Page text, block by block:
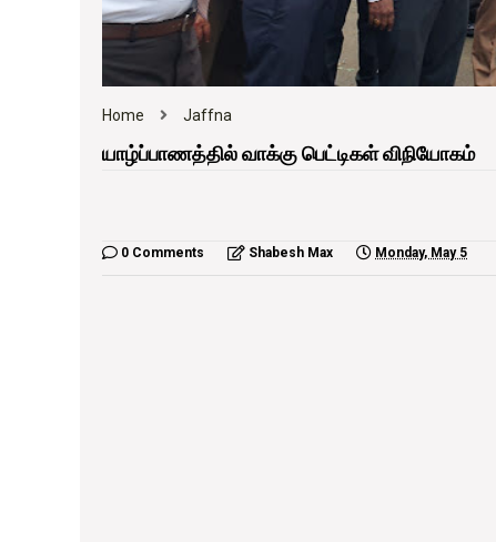
Home Jaffna
யாழ்ப்பாணத்தில் வாக்கு பெட்டிகள் விநியோகம்
0 Comments Shabesh Max Monday, May 5